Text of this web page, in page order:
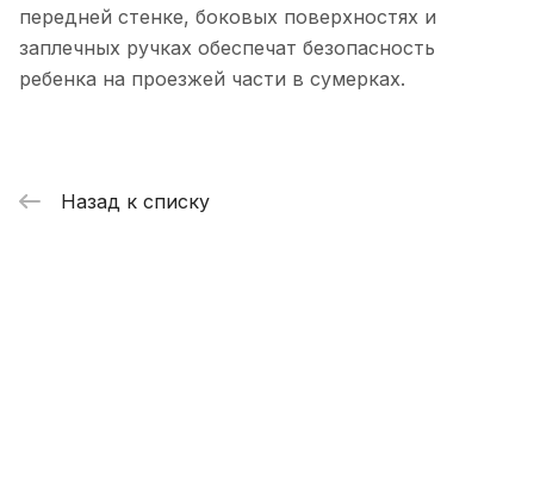
передней стенке, боковых поверхностях и
заплечных ручках обеспечат безопасность
ребенка на проезжей части в сумерках.
Назад к списку